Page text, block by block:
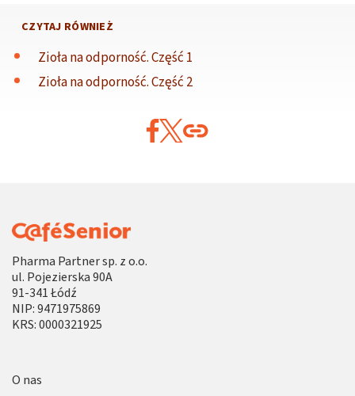
CZYTAJ RÓWNIEŻ
Zioła na odporność. Część 1
Zioła na odporność. Część 2
Pharma Partner sp. z o.o.
ul. Pojezierska 90A
91-341 Łódź
NIP: 9471975869
KRS: 0000321925
O nas